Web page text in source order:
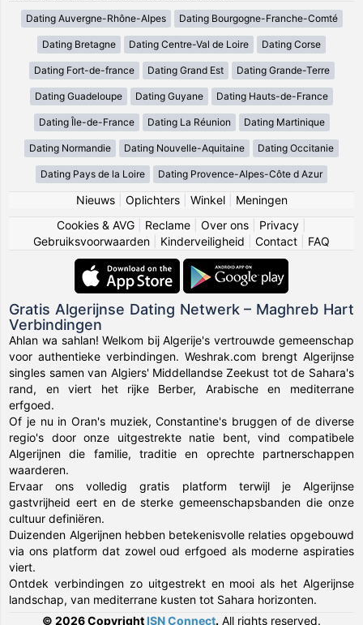
Dating Auvergne-Rhône-Alpes Dating Bourgogne-Franche-Comté
Dating Bretagne Dating Centre-Val de Loire Dating Corse
Dating Fort-de-france Dating Grand Est Dating Grande-Terre
Dating Guadeloupe Dating Guyane Dating Hauts-de-France
Dating Île-de-France Dating La Réunion Dating Martinique
Dating Normandie Dating Nouvelle-Aquitaine Dating Occitanie
Dating Pays de la Loire Dating Provence-Alpes-Côte d Azur
Nieuws| Oplichters| Winkel| Meningen
Cookies & AVG
Reclame Over ons Privacy
Gebruiksvoorwaarden
Kinderveiligheid Contact FAQ
Gratis Algerijnse Dating Netwerk – Maghreb Hart
Verbindingen
Ahlan wa sahlan! Welkom bij Algerije's vertrouwde gemeenschap
voor authentieke verbindingen. Weshrak.com brengt Algerijnse
singles samen van Algiers' Middellandse Zeekust tot de Sahara's
rand, en viert het rijke Berber, Arabische en mediterrane
erfgoed.
Of je nu in Oran's muziek, Constantine's bruggen of de diverse
regio's door onze uitgestrekte natie bent, vind compatibele
Algerijnen die familie, traditie en oprechte partnerschappen
waarderen.
Ervaar ons volledig gratis platform terwijl je Algerijnse
gastvrijheid eert en de sterke gemeenschapsbanden die onze
cultuur definiëren.
Duizenden Algerijnen hebben betekenisvolle relaties opgebouwd
via ons platform dat zowel oud erfgoed als moderne aspiraties
viert.
Ontdek verbindingen zo uitgestrekt en mooi als het Algerijnse
landschap, van mediterrane kusten tot Sahara horizonten.
© 2026 Copyright ISN Connect. All rights reserved.